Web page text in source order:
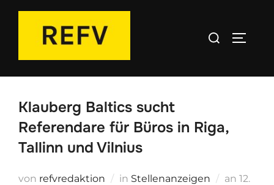
springen
Suchen
Klauberg Baltics sucht
Referendare für Büros in Riga,
Tallinn und Vilnius
von refvredaktion in Stellenanzeigen an 12.